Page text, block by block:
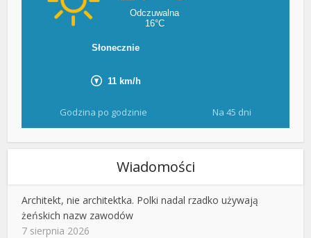
Godzina po godzinie Na 45 dni
Wiadomości
Architekt, nie architektka. Polki nadal rzadko używają
żeńskich nazw zawodów
7 sierpnia 2026